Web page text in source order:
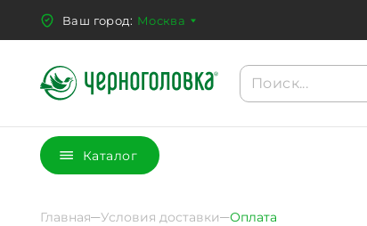
Ваш город: Москва
Каталог
Главная Условия доставки Оплата